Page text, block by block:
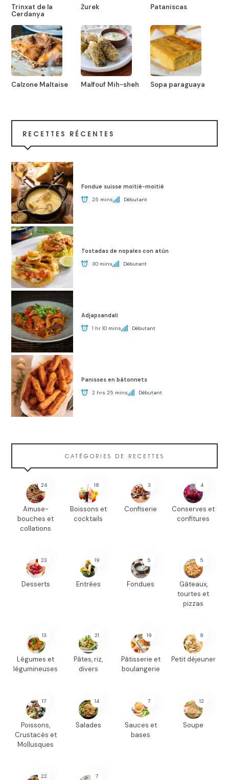
Trinxat de la
Cerdanya
Żurek Pataniscas
Calzone Maltaise Malfouf Mih-sheh Sopa paraguaya
RECETTES RÉCENTES
Fondue suisse moitié-moitié
25 mins Débutant
Tostadas de nopales con atún
30 mins Débutant
Adjapsandali
1 hr 10 mins Débutant
Panisses en bâtonnets
2 hrs 25 mins Débutant
CATÉGORIES DE RECETTES
24
Amuse-
bouches et
collations
18
Boissons et
cocktails
3
Confiserie
4
Conserves et
confitures
23
Desserts
19
Entrées
5
Fondues
5
Gâteaux,
tourtes et
pizzas
13
Légumes et
légumineuses
21
Pâtes, riz,
divers
19
Pâtisserie et
boulangerie
8
Petit déjeuner
17
Poissons,
Crustacés et
Mollusques
14
Salades
7
Sauces et
bases
12
Soupe
22 7